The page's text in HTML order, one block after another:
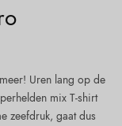
Uren lang op de
mix T-shirt
zeefdruk, gaat dus